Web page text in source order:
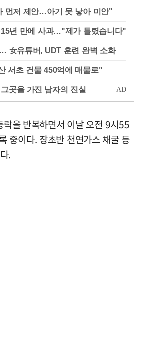
먼저 제안…아기 못 낳아 미안"
15년 만에 사과…"제가 틀렸습니다"
女유튜버, UDT 훈련 완벽 소화
서초 건물 450억에 매물로"
락을 반복하면서 이날 오전 9시55
중이다. 장초반 천연가스 채굴 등
.